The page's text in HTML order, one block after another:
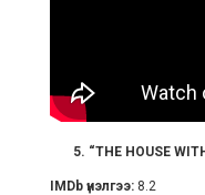
5. “THE HOUSE
IMDb үнэлгээ:8.2